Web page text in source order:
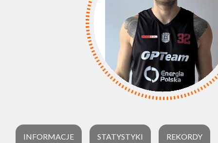
INFORMACJE STATYSTYKI REKORDY